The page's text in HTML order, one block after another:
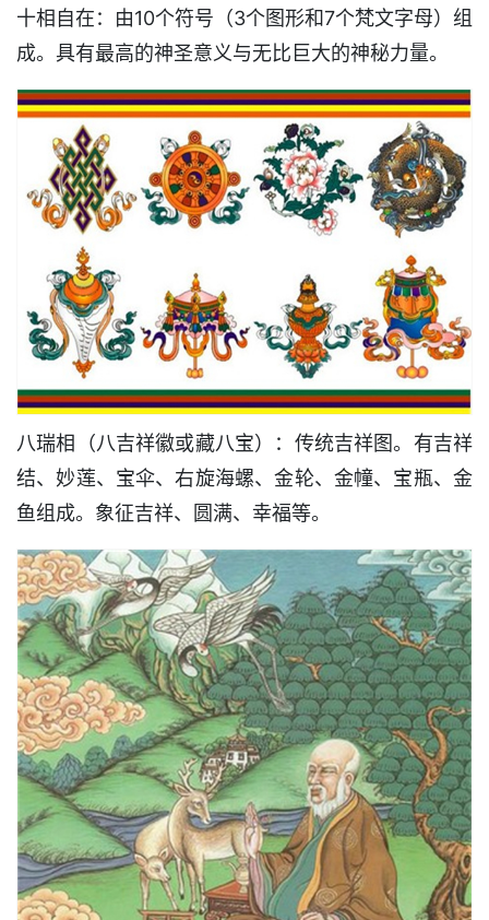
十相自在：由10个符号（3个图形和7个梵文字母）组
成。具有最高的神圣意义与无比巨大的神秘力量。
八瑞相（八吉祥徽或藏八宝）：传统吉祥图。有吉祥
结、妙莲、宝伞、右旋海螺、金轮、金幢、宝瓶、金
鱼组成。象征吉祥、圆满、幸福等。